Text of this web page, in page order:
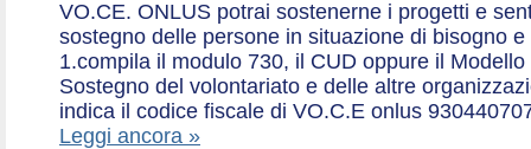
VO.CE. ONLUS potrai sostenerne i progetti e
sostegno delle persone in situazione di bisogno
1.compila il modulo 730, il CUD oppure il
Sostegno del volontariato e delle altre
indica il codice fiscale di VO.C.E onlus
Leggi ancora »